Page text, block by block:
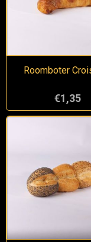
Roomboter
€1,35